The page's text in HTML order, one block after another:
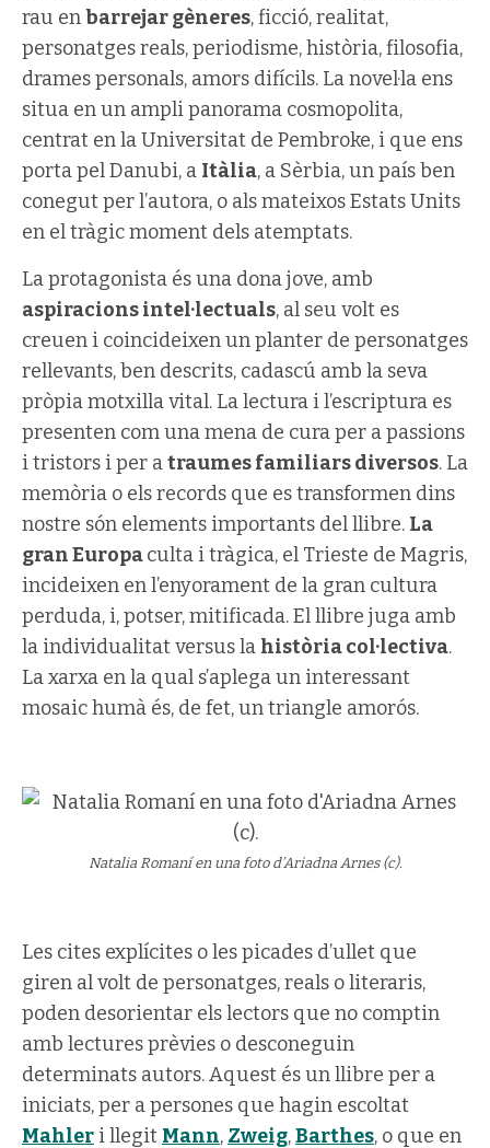
rau enbarrejar gèneres, ficció, realitat,
personatges reals, periodisme, història, filosofia,
drames personals, amors difícils. La novel·la ens
situa en un ampli panorama cosmopolita,
centrat en la Universitat de Pembroke, i que ens
porta pel Danubi, a Itàlia, a Sèrbia, un país ben
conegut per l’autora, o als mateixos Estats Units
en el tràgic moment dels atemptats.
La protagonista és una dona jove, amb
aspiracions intel·lectuals, al seu volt es
creuen i coincideixen un planter de personatges
rellevants, ben descrits, cadascú amb la seva
pròpia motxilla vital. La lectura i l’escriptura es
presenten com una mena de cura per a passions
i tristors i per atraumes familiars diversos. La
memòria o els records que es transformen dins
nostre són elements importants del llibre. La
gran Europaculta i tràgica, el Trieste de Magris,
incideixen en l’enyorament de la gran cultura
perduda, i, potser, mitificada. El llibre juga amb
la individualitat versus la història col·lectiva.
La xarxa en la qual s’aplega un interessant
mosaic humà és, de fet, un triangle amorós.
Natalia Romaní en una foto d’Ariadna Arnes (c).
Les cites explícites o les picades d’ullet que
giren al volt de personatges, reals o literaris,
poden desorientar els lectors que no comptin
amb lectures prèvies o desconeguin
determinats autors. Aquest és un llibre per a
iniciats, per a persones que hagin escoltat
Mahler i llegit Mann, Zweig,Barthes, o que en